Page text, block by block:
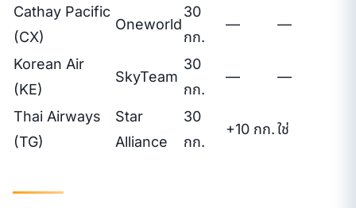
Cathay Pacific
(CX)
Oneworld
30
กก.
— —
Korean Air
(KE)
SkyTeam
30
กก.
— —
Thai Airways
(TG)
Star
Alliance
30
กก.
+10 กก.ใช่